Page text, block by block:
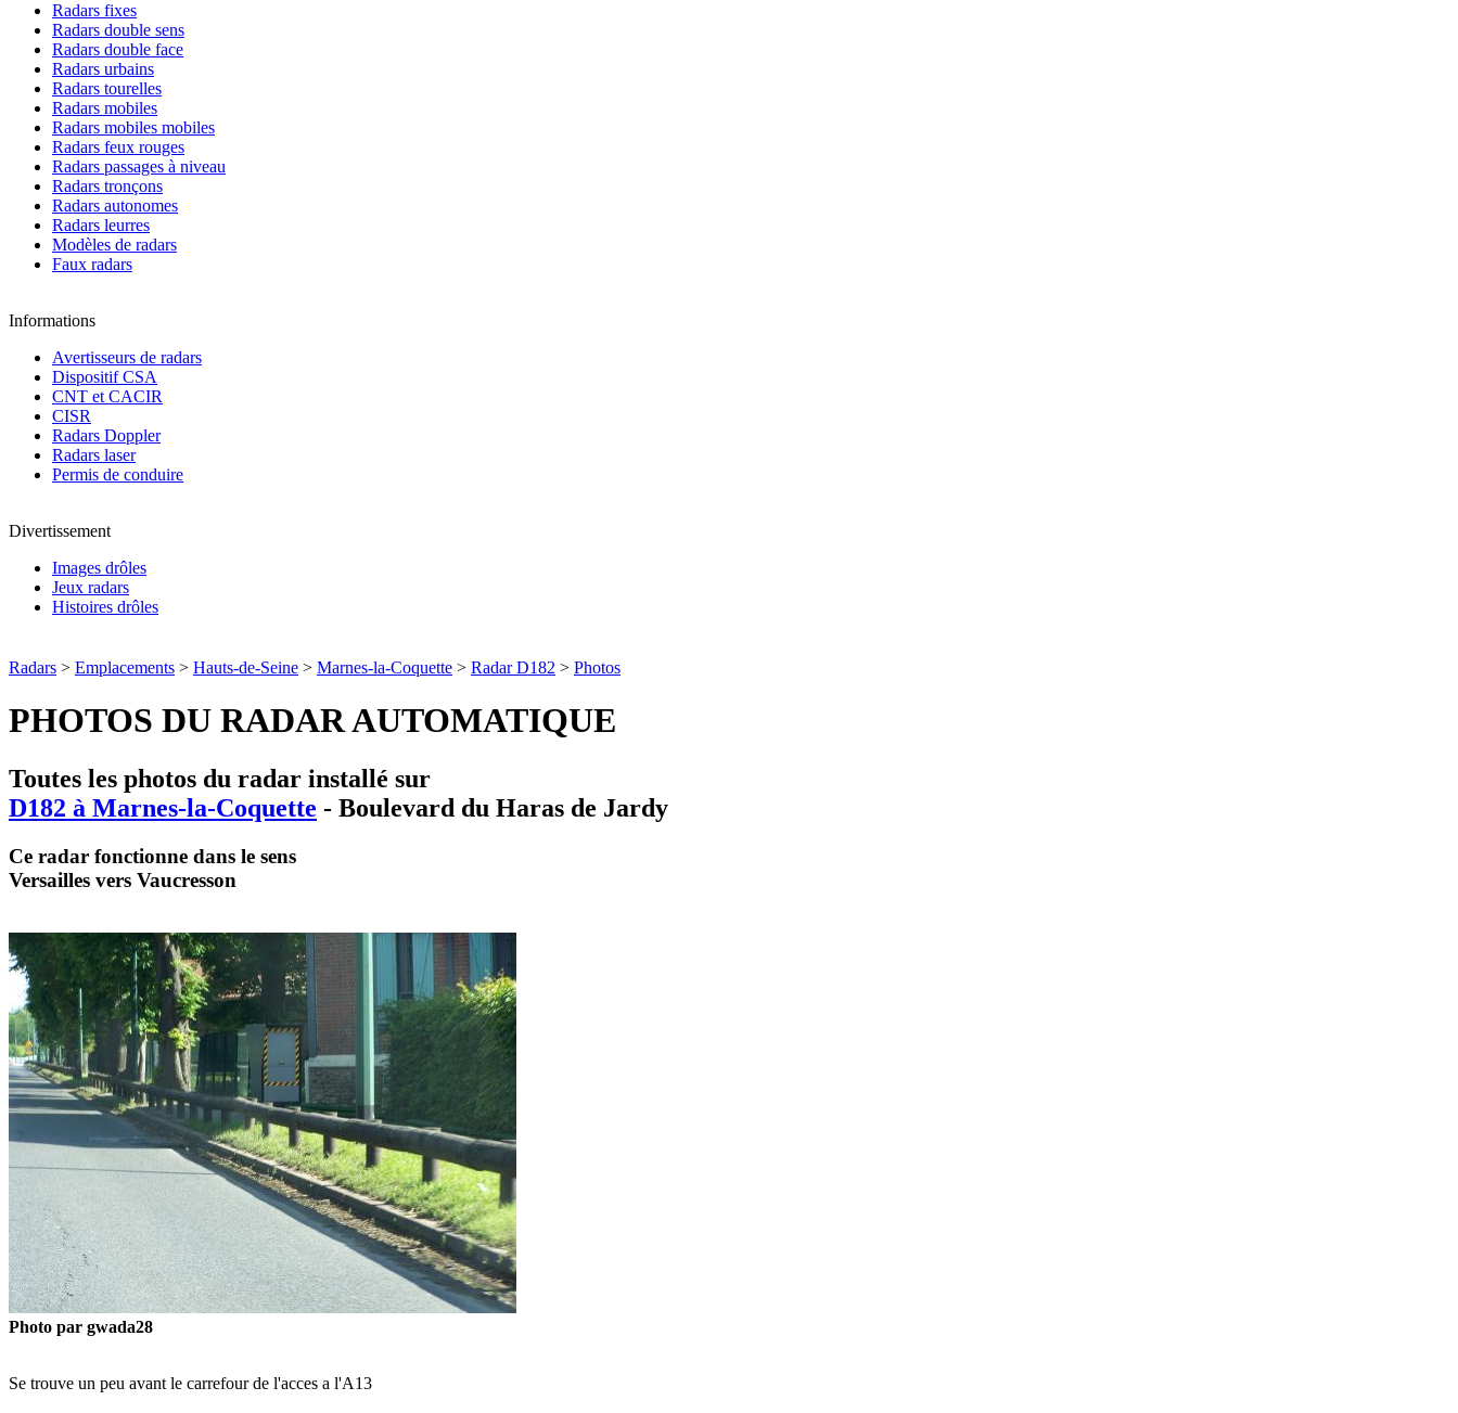
Radars fixes
Radars double sens
Radars double face
Radars urbains
Radars tourelles
Radars mobiles
Radars mobiles mobiles
Radars feux rouges
Radars passages à niveau
Radars tronçons
Radars autonomes
Radars leurres
Modèles de radars
Faux radars
Informations
Avertisseurs de radars
Dispositif CSA
CNT et CACIR
CISR
Radars Doppler
Radars laser
Permis de conduire
Divertissement
Images drôles
Jeux radars
Histoires drôles
Radars > Emplacements > Hauts-de-Seine > Marnes-la-Coquette > Radar D182 > Photos
PHOTOS DU RADAR AUTOMATIQUE
Toutes les photos du radar installé sur
D182 à Marnes-la-Coquette - Boulevard du Haras de Jardy
Ce radar fonctionne dans le sens
Versailles vers Vaucresson
Photo par gwada28
Se trouve un peu avant le carrefour de l'acces a l'A13